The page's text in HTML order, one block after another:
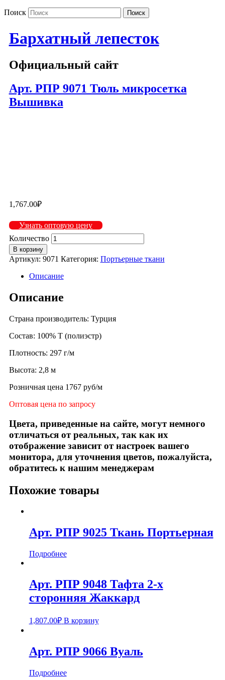
Поиск
Бархатный лепесток
Официальный сайт
Арт. РПР 9071 Тюль микросетка
Вышивка
1,767.00₽
Узнать оптовую цену
Количество
В корзину
Артикул: 9071 Категория: Портьерные ткани
Описание
Описание
Страна производитель: Турция
Состав: 100% Т (полиэстр)
Плотность: 297 г/м
Высота: 2,8 м
Розничная цена 1767 руб/м
Оптовая цена по запросу
Цвета, приведенные на сайте, могут немного
отличаться от реальных, так как их
отображение зависит от настроек вашего
монитора, для уточнения цветов, пожалуйста,
обратитесь к нашим менеджерам
Похожие товары
Арт. РПР 9025 Ткань Портьерная
Подробнее
Арт. РПР 9048 Тафта 2-х
сторонняя Жаккард
1,807.00₽ В корзину
Арт. РПР 9066 Вуаль
Подробнее